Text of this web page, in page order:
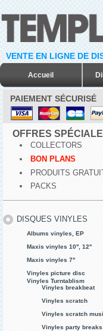
VENTE EN LIGNE DE
Accueil
PAIEMENT SÉCURISÉ
OFFRES
COLLECTORS
BON PLANS
PRODUITS
PACKS
DISQUES VINYLES
Albums vinyles, EP
Maxis vinyles 10'', 12''
Maxis vinyles 7''
Vinyles picture disc
Vinyles Turntablism
Vinyles breakbeat
Vinyles scratch
Vinyles scratch
Vinyles party breaks